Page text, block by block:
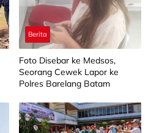
Berita
Foto Disebar ke Medsos,
Seorang Cewek Lapor ke
Polres Barelang Batam